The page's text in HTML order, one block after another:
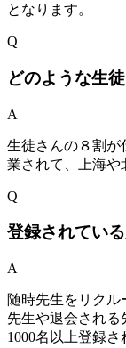
となります。
Q
どのような生
A
生徒さんの８割が
業されて、上海や
Q
登録されてい
A
随時先生をリク
先生や退会され
1000名以上登録さ